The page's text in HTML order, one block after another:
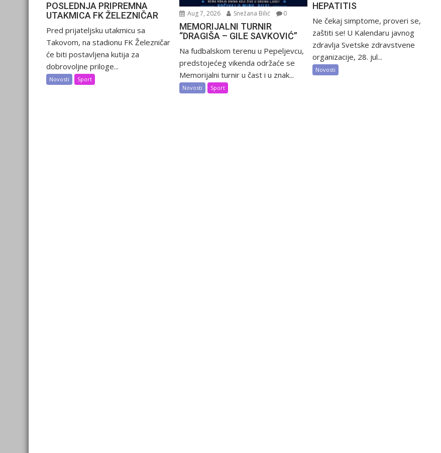
POSLEDNJA PRIPREMNA
UTAKMICA FK ŽELEZNIČAR
Pred prijateljsku utakmicu sa
Takovom, na stadionu FK Železničar
će biti postavljena kutija za
dobrovoljne priloge...
Novosti Sport
Aug 7, 2026 Snežana Bilić 0
MEMORIJALNI TURNIR
“DRAGIŠA – GILE SAVKOVIĆ”
Na fudbalskom terenu u Pepeljevcu,
predstojećeg vikenda održaće se
Memorijalni turnir u čast i u znak...
Novosti Sport
HEPATITIS
Ne čekaj simptome, proveri se,
zaštiti se! U Kalendaru javnog
zdravlja Svetske zdravstvene
organizacije, 28. jul...
Novosti